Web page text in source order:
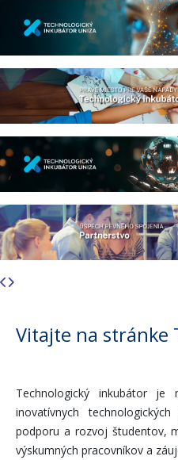
Vitajte na stránke
Technologický inkubátor
inovatívnych
podporu a rozvoj študentov,
výskumných pracovníkov a